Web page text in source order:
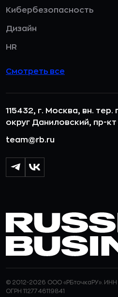
Кибербезопасность
Дизайн
HR
Смотреть все
115432, г. Москва, вн. тер.
округ Даниловский, пр-
team@rb.ru
© 2012-2026 ООО «РБточкаРУ».
ОГРН 1127746119841